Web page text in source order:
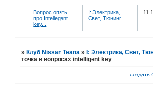
Вопрос опять
про Intellegent
key...
I: Электрика,
Свет, Тюнинг
»Клуб Nissan Teana »I: Электрика, Свет,
точка в вопросах intelligent key
создать